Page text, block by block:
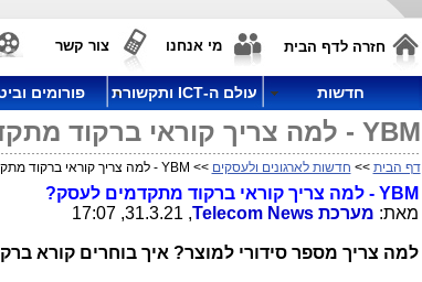
חזרה לדף הבית מי אנחנו צור קשר
חדשות עולם ה-ICT ותקשורת פורומים
YBM - למה צריך קוראי ברקוד מתקדמים לעסק?
דף הבית >> חדשות לארגונים ולעסקים >> YBM - למה צריך קוראי ברקוד מתקדמים לעסק?
YBM - למה צריך קוראי ברקוד מתקדמים לעסק?
מאת: מערכתTelecom News
, 31.3.21, 17:07
למה צריך מספר סידורי למוצר? איך בוחרים קורא